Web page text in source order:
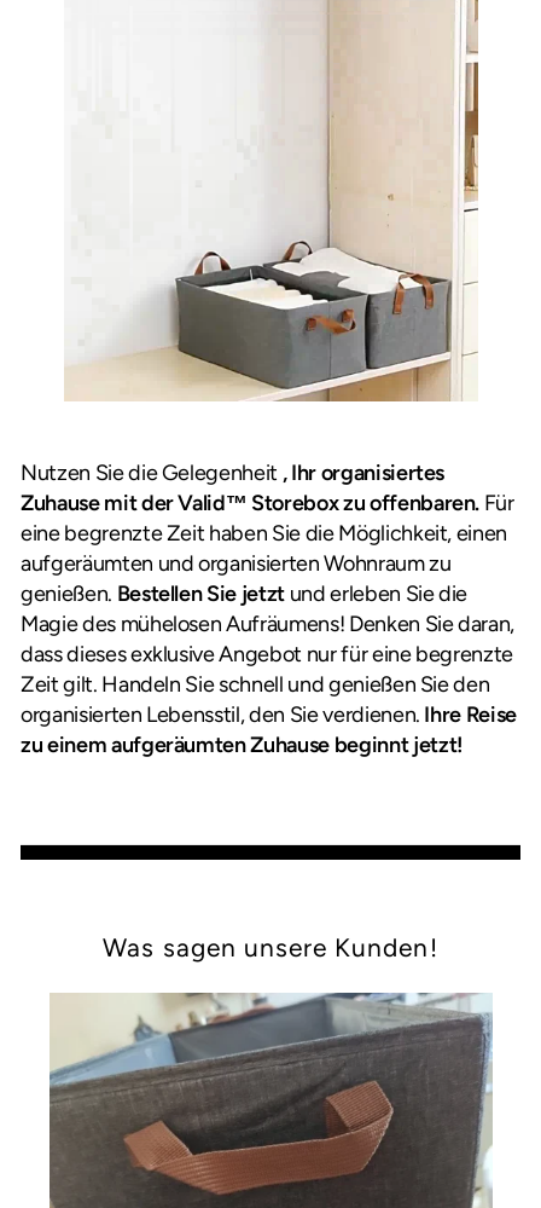
Nutzen Sie die Gelegenheit , Ihr organisiertes
Zuhause mit der Valid™ Storebox zu offenbaren. Für
eine begrenzte Zeit haben Sie die Möglichkeit, einen
aufgeräumten und organisierten Wohnraum zu
genießen. Bestellen Sie jetzt und erleben Sie die
Magie des mühelosen Aufräumens! Denken Sie daran,
dass dieses exklusive Angebot nur für eine begrenzte
Zeit gilt. Handeln Sie schnell und genießen Sie den
organisierten Lebensstil, den Sie verdienen. Ihre Reise
zu einem aufgeräumten Zuhause beginnt jetzt!
Was sagen unsere Kunden!